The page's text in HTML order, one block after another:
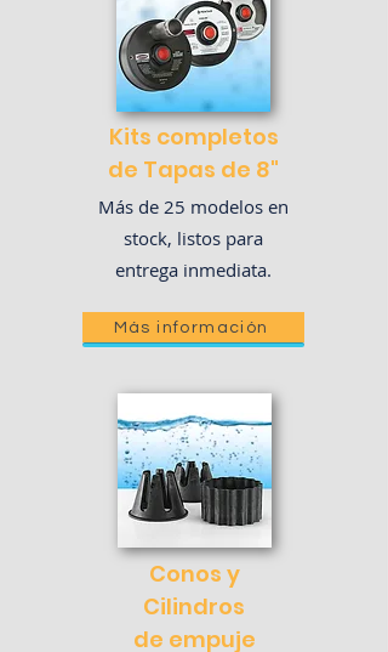
Kits completos
de Tapas de 8"
Más de 25 modelos en
stock, listos para
entrega inmediata.
Más información
Conos y
Cilindros
de empuje